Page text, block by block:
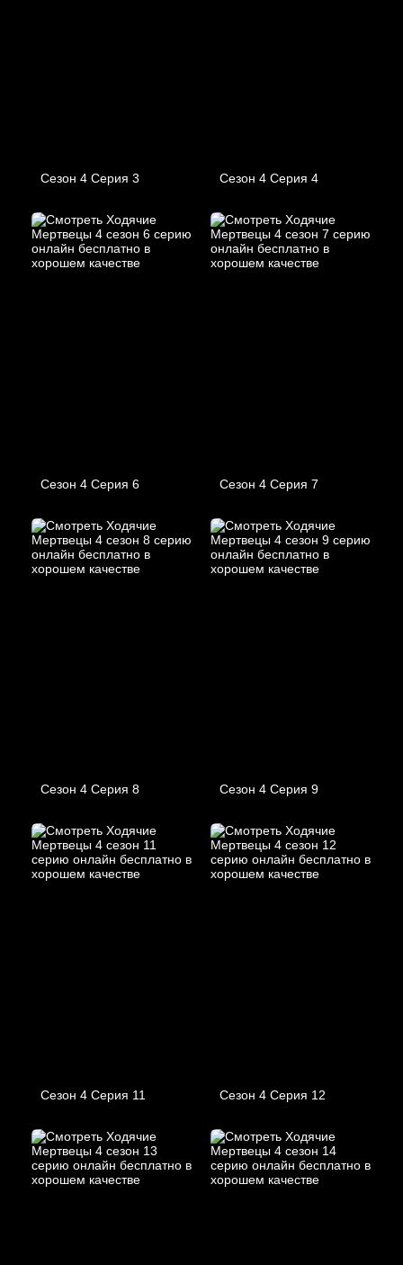
Сезон 4 Серия 3 Сезон 4 Серия 4
Сезон 4 Серия 6 Сезон 4 Серия 7
Сезон 4 Серия 8 Сезон 4 Серия 9
Сезон 4 Серия 11 Сезон 4 Серия 12